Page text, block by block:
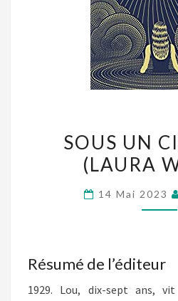
UN
SOUS UN
(LAURA
14 Mai 2023
Résumé de l’éditeur
1929. Lou, dix-sept ans,